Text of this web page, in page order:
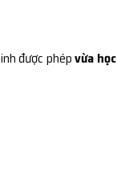
được phépvừa học